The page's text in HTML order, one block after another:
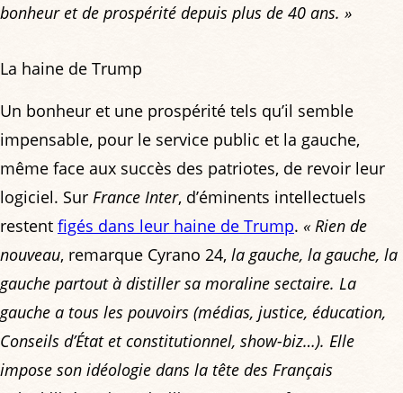
bonheur et de prospérité depuis plus de 40 ans. »
La haine de Trump
Un bonheur et une prospérité tels qu’il semble
impensable, pour le service public et la gauche,
même face aux succès des patriotes, de revoir leur
logiciel. Sur France Inter, d’éminents intellectuels
restent figés dans leur haine de Trump. « Rien de
nouveau, remarque Cyrano 24, la gauche, la gauche, la
gauche partout à distiller sa moraline sectaire. La
gauche a tous les pouvoirs (médias, justice, éducation,
Conseils d’État et constitutionnel, show-biz…). Elle
impose son idéologie dans la tête des Français